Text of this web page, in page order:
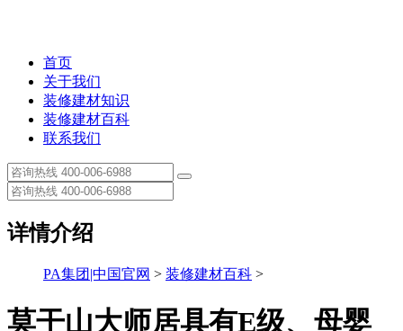
首页
关于我们
装修建材知识
装修建材百科
联系我们
详情介绍
PA集团|中国官网 > 装修建材百科 >
莫干山大师居具有E级、母婴